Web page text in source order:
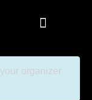
organizer